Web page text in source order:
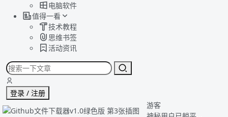
电脑软件
值得一看
技术教程
思维书签
活动资讯
登录 / 注册
游客